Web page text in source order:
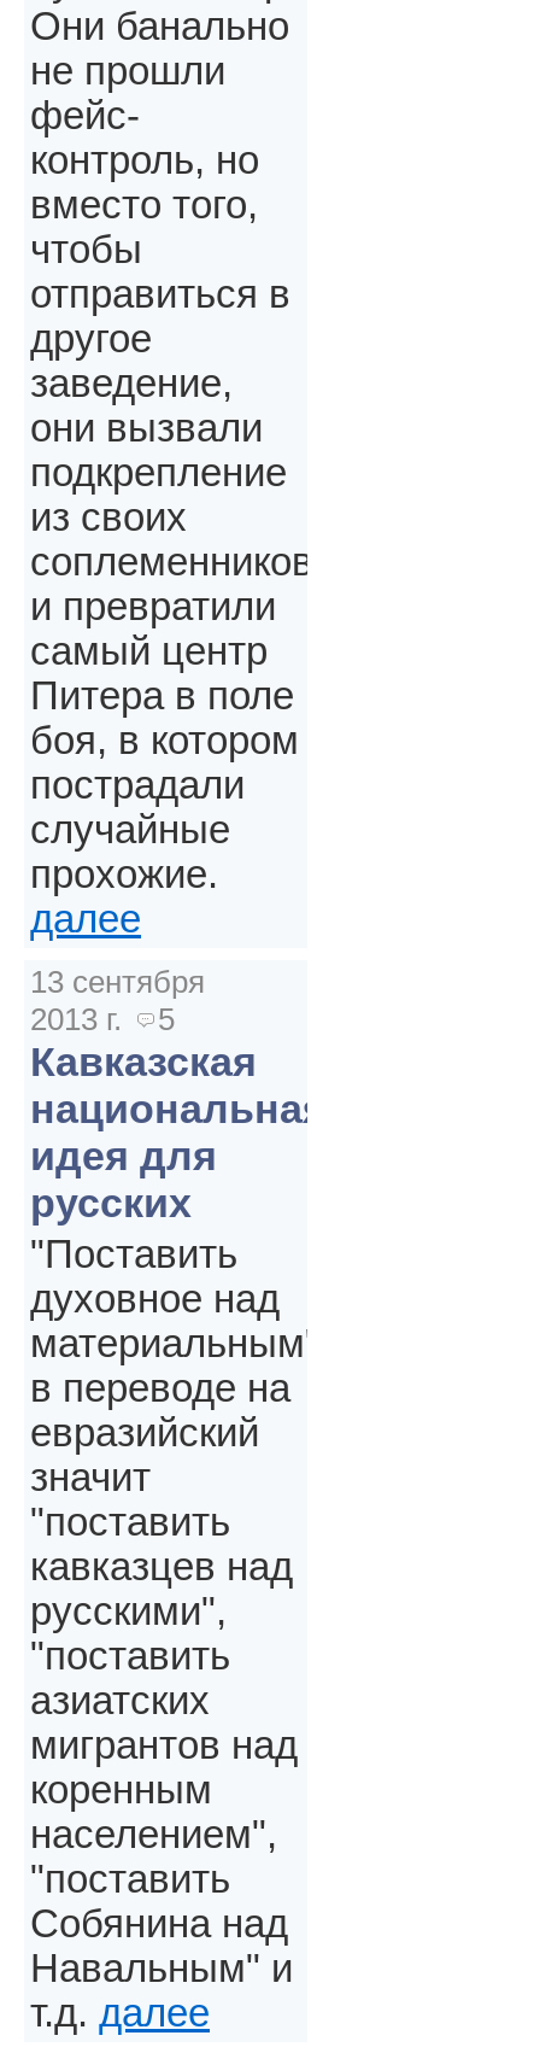
Они банально
не прошли
фейс-
контроль, но
вместо того,
чтобы
отправиться в
другое
заведение,
они вызвали
подкрепление
из своих
соплеменников
и превратили
самый центр
Питера в поле
боя, в котором
пострадали
случайные
прохожие.
далее
13 сентября
2013 г.
5
Кавказская
национальная
идея для
русских
"Поставить
духовное над
материальным"
в переводе на
евразийский
значит
"поставить
кавказцев над
русскими",
"поставить
азиатских
мигрантов над
коренным
населением",
"поставить
Собянина над
Навальным" и
т.д. далее